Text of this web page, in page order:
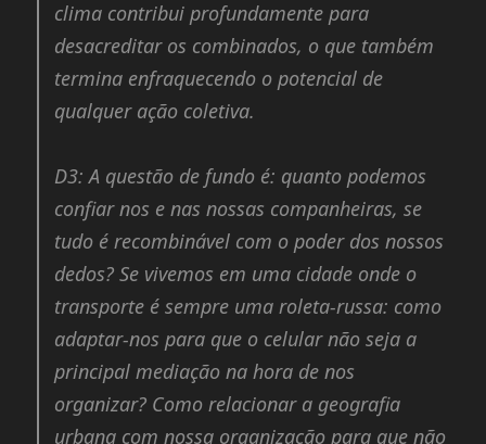
clima contribui profundamente para
desacreditar os combinados, o que também
termina enfraquecendo o potencial de
qualquer ação coletiva.
D3: A questão de fundo é: quanto podemos
confiar nos e nas nossas companheiras, se
tudo é recombinável com o poder dos nossos
dedos? Se vivemos em uma cidade onde o
transporte é sempre uma roleta-russa: como
adaptar-nos para que o celular não seja a
principal mediação na hora de nos
organizar? Como relacionar a geografia
urbana com nossa organização para que não